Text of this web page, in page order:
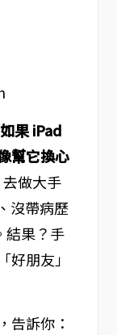
如果 iPad
幫它換心
做大手
沒帶病歷
結果？手
朋友」
告訴你：